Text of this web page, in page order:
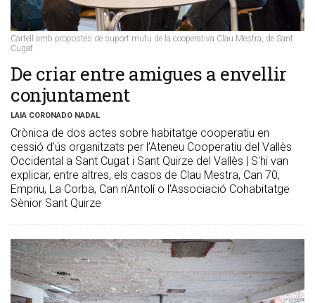
Cartell amb propostes de suport mutu de la cooperativa Clau Mestra, de Sant
Cugat
​De criar entre amigues a envellir
conjuntament
LAIA CORONADO NADAL
Crònica de dos actes sobre habitatge cooperatiu en
cessió d’ús organitzats per l’Ateneu Cooperatiu del Vallès
Occidental a Sant Cugat i Sant Quirze del Vallès | S'hi van
explicar, entre altres, els casos de Clau Mestra, Can 70,
Empriu, La Corba, Can n'Antolí o l'Associació Cohabitatge
Sènior Sant Quirze